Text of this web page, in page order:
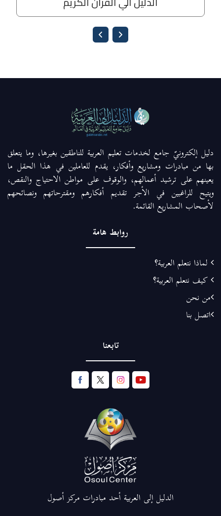
دليل إلكترونيّ جامع لخدمات تعليم العربية للناطقين بغيرها، وما يتعلق
بها من مبادرات ومشاريع وأفكار، يقدم للعاملين في هذا الحقل ما
يعينهم على ترشيد أعمالهم، والوقوف على مواطن الاحتياج والنقص،
ويتيح للراغبين في الأجر تقديم أفكارهم ومقترحاتهم ونصائحهم
لأصحاب المشاريع القائمة.
روابط هامة
لماذا نتعلم العربية؟
كيف نتعلم العربية؟
من نحن
اتصل بنا
تابعنا
الدليل إلى العربية أحد مبادرات مركز أصول